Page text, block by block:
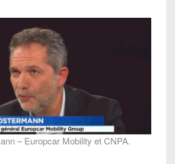
– Europcar Mobility et CNPA.